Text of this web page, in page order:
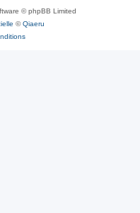
© phpBB Limited
©Qiaeru